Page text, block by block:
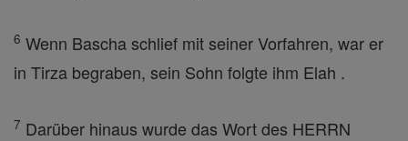
6 Wenn Bascha schlief mit seiner Vorfahren, war er
in Tirza begraben, sein Sohn folgte ihm Elah .
7 Darüber hinaus wurde das Wort des HERRN